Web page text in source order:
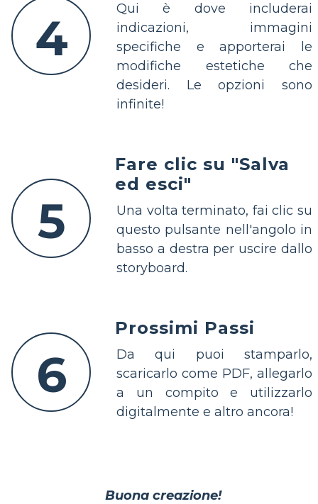
4
Qui è dove includerai
indicazioni, immagini
specifiche e apporterai le
modifiche estetiche che
desideri. Le opzioni sono
infinite!
5
Fare clic su "Salva
ed esci"
Una volta terminato, fai clic su
questo pulsante nell'angolo in
basso a destra per uscire dallo
storyboard.
6
Prossimi Passi
Da qui puoi stamparlo,
scaricarlo come PDF, allegarlo
a un compito e utilizzarlo
digitalmente e altro ancora!
Buona creazione!